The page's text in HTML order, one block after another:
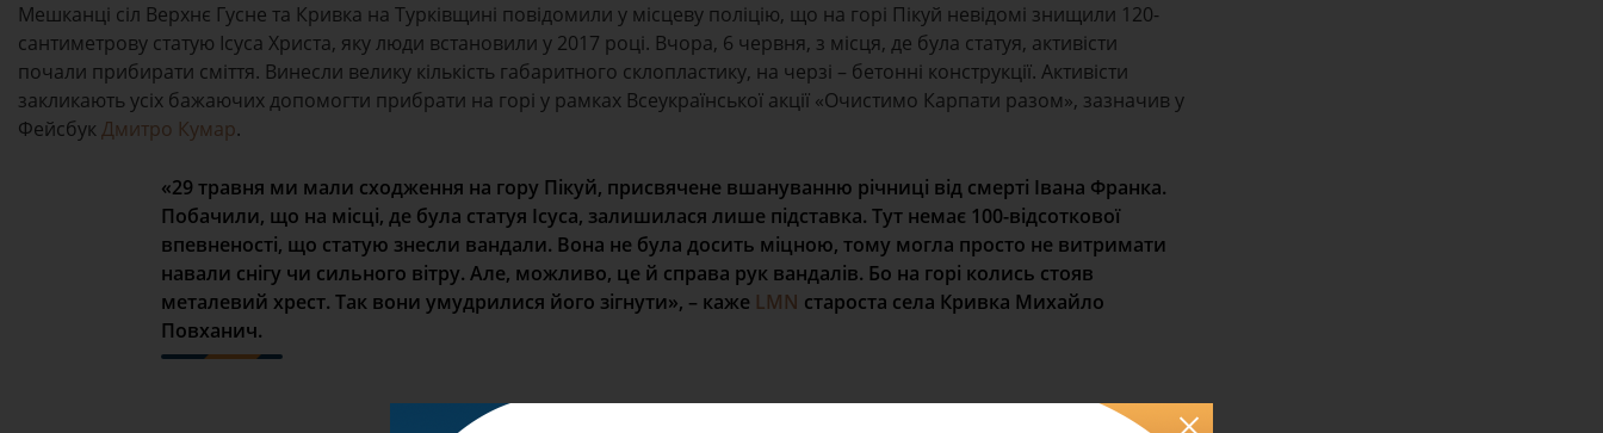
Мешканці сіл Верхнє Гусне та Кривка на Турківщині повідомили у місцеву поліцію, що на горі Пікуй невідомі знищили 120-
сантиметрову статую Ісуса Христа, яку люди встановили у 2017 році. Вчора, 6 червня, з місця, де була статуя, активісти
почали прибирати сміття. Винесли велику кількість габаритного склопластику, на черзі – бетонні конструкції. Активісти
закликають усіх бажаючих допомогти прибрати на горі у рамках Всеукраїнської акції «Очистимо Карпати разом», зазначив у
ФейсбукДмитро Кумар.
«29 травня ми мали сходження на гору Пікуй, присвячене вшануванню річниці від смерті Івана Франка.
Побачили, що на місці, де була статуя Ісуса, залишилася лише підставка. Тут немає 100-відсоткової
впевненості, що статую знесли вандали. Вона не була досить міцною, тому могла просто не витримати
навали снігу чи сильного вітру. Але, можливо, це й справа рук вандалів. Бо на горі колись стояв
металевий хрест. Так вони умудрилися його зігнути», – каже LMN староста села Кривка Михайло
Повханич.